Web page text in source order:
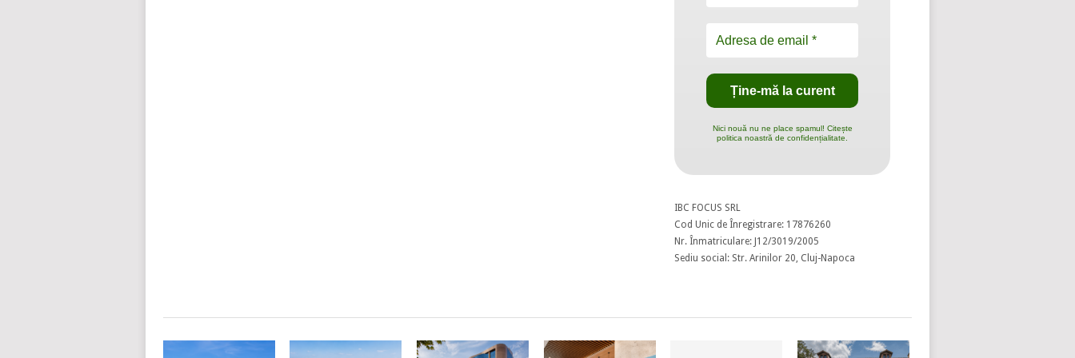
Nici nouă nu ne place spamul! Citește
politica noastră de confidențialitate.
IBC FOCUS SRL
Cod Unic de Înregistrare: 17876260
Nr. Înmatriculare: J12/3019/2005
Sediu social: Str. Arinilor 20, Cluj-Napoca